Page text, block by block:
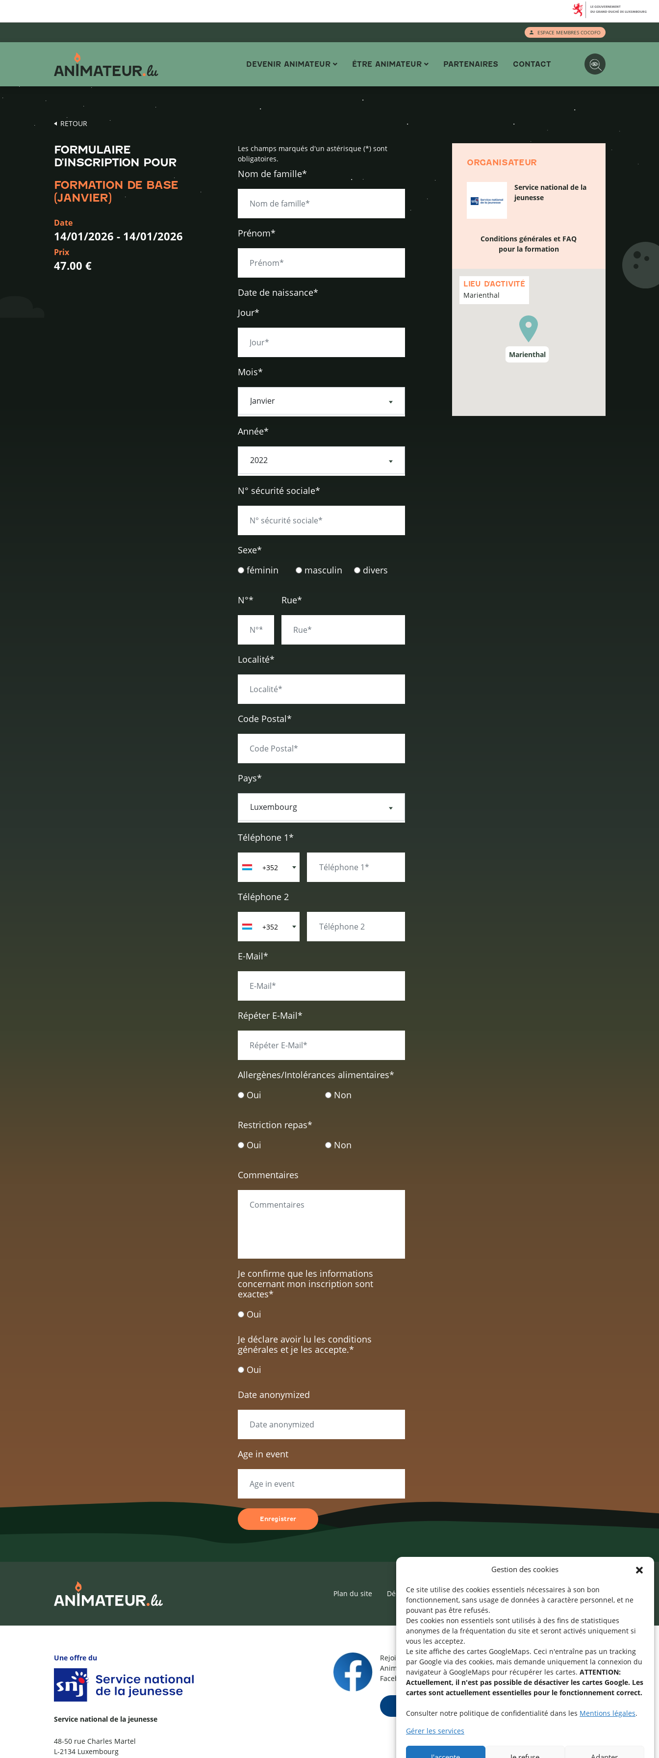
Gestion des cookies
Ce site utilise des cookies essentiels nécessaires à son bon
fonctionnement, sans usage de données à caractère personnel, et ne
pouvant pas être refusés.
Des cookies non essentiels sont utilisés à des fins de statistiques
anonymes de la fréquentation du site et seront activés uniquement si
vous les acceptez.
Le site affiche des cartes GoogleMaps. Ceci n'entraîne pas un tracking
par Google via des cookies, mais demande uniquement la connexion du
navigateur à GoogleMaps pour récupérer les cartes. ATTENTION:
Actuellement, il n'est pas possible de désactiver les cartes Google. Les
cartes sont actuellement essentielles pour le fonctionnement correct.
Consulter notre politique de confidentialité dans les Mentions légales.
Gérer les services
menu
contenu
pied
page
ESPACE MEMBRES COCOFO
DEVENIR ANIMATEUR ÊTRE ANIMATEUR PARTENAIRES CONTACT
RETOUR
FORMULAIRE
D’INSCRIPTION POUR
FORMATION DE BASE
(JANVIER)
Date
14/01/2026 - 14/01/2026
Prix
47.00 €
Les champs marqués d'un astérisque (*) sont
obligatoires.
Nom de famille*
Prénom*
Date de naissance*
Jour*
Mois*
Année*
N° sécurité sociale*
Sexe*
féminin
masculin divers
N°* Rue*
Localité*
Code Postal*
Pays*
Téléphone 1*
+352
Téléphone 2
+352
E-Mail*
Répéter E-Mail*
Allergènes/Intolérances alimentaires*
Oui
Non
Restriction repas*
Oui
Non
Commentaires
Je confirme que les informations
concernant mon inscription sont
exactes*
Oui
Je déclare avoir lu les conditions
générales et je les accepte.*
Oui
Date anonymized
Age in event
ORGANISATEUR
Service national de la
jeunesse
Conditions générales et FAQ
pour la formation
LIEU D'ACTIVITÉ
Marienthal
Passer
carte
Marienthal
Plan du site Déclaration d’accessibilité Mentions légales ©2026 SNJ
Une offre du
Service national de la jeunesse
48-50 rue Charles Martel
L-2134 Luxembourg
Rejoignez le groupe « Aide-Animateur /
Animateur / Aide-Technique » sur
Facebook.